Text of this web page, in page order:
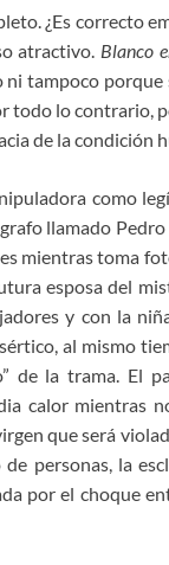
¿Es correcto
atractivo. Blanco
tampoco porque
todo lo contrario,
de la condición
como
llamado
mientras toma
esposa del
y con la
al mismo
de la trama. El
calor mientras
que será
personas, la
por el choque